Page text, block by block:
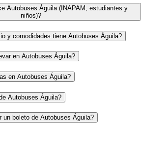
Autobuses Águila (INAPAM, estudiantes y
niños)?
y comodidades tiene Autobuses Águila?
en Autobuses Águila?
en Autobuses Águila?
Autobuses Águila?
un boleto de Autobuses Águila?